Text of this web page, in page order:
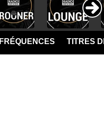
FRÉQUENCES TITRES